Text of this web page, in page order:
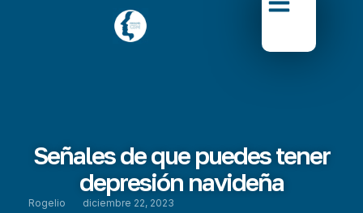
Señales de que puedes tener
depresión navideña
Rogelio diciembre 22, 2023